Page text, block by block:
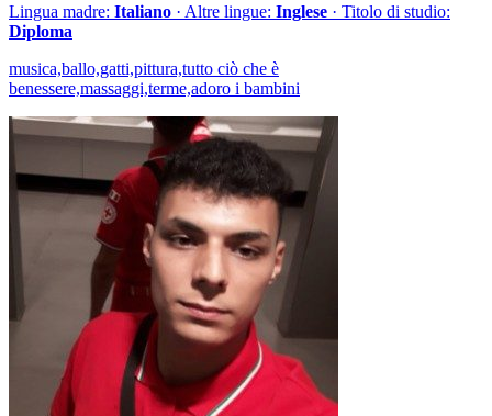
Lingua madre: Italiano · Altre lingue: Inglese · Titolo di studio:
Diploma
musica,ballo,gatti,pittura,tutto ciò che è
benessere,massaggi,terme,adoro i bambini